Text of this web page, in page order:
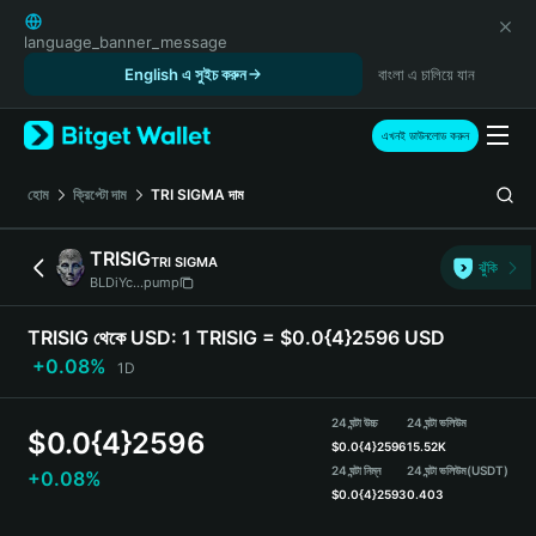
English
日本語
Русский
Español (Latinoamérica)
Türkçe
Italiano
Deutsch
简体中文
繁體中文
Português (Portugal)
Bahasa Indonesia
Español
language_banner_message
English এ সুইচ করুন
বাংলা এ চালিয়ে যান
এখনই ডাউনলোড করুন
হোম ক্রিপ্টো দাম TRI SIGMA দাম
TRISIGTRI SIGMA
BLDiYc...pump
ঝুঁকি
TRISIG থেকে USD: 1 TRISIG = $0.0{4}2596 USD
+0.08%
1D
$0.0{4}2596
+0.08%
24 ঘন্টা উচ্চ
$0.0{4}2596
24 ঘন্টা নিম্ন
$0.0{4}2593
24 ঘন্টা ভলিউম
15.52K
24 ঘন্টা ভলিউম(USDT)
0.403